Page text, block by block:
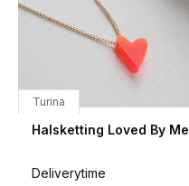
Turina
Halsketting Loved By Me
Deliverytime